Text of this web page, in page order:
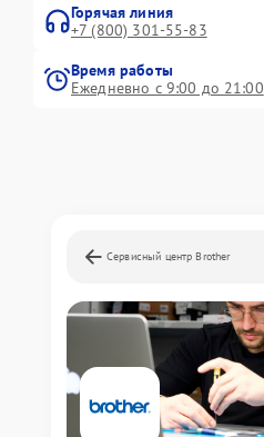
Горячая линия
+7 (800) 301-55-83
Время работы
Ежедневно с 9:00 до 21:00
Сервисный центр Brother